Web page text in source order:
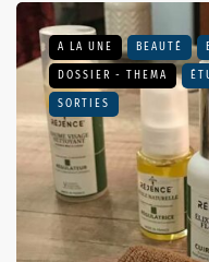
A LA UNE BEAUTÉ
DOSSIER - THEMA
SORTIES